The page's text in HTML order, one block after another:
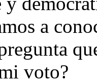
a
voto?